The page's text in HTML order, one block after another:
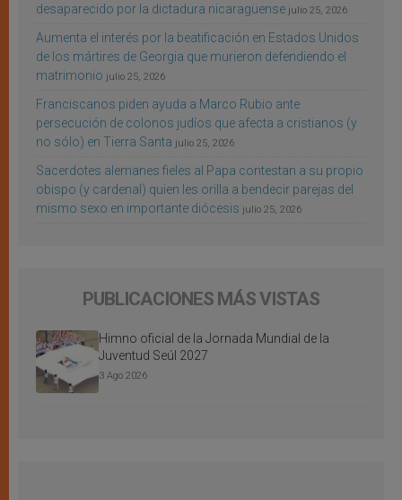
desaparecido por la dictadura nicaragüense julio 25, 2026
Aumenta el interés por la beatificación en Estados Unidos
de los mártires de Georgia que murieron defendiendo el
matrimonio julio 25, 2026
Franciscanos piden ayuda a Marco Rubio ante
persecución de colonos judíos que afecta a cristianos (y
no sólo) en Tierra Santa julio 25, 2026
Sacerdotes alemanes fieles al Papa contestan a su propio
obispo (y cardenal) quien les orilla a bendecir parejas del
mismo sexo en importante diócesis julio 25, 2026
PUBLICACIONES MÁS VISTAS
Himno oficial de la Jornada Mundial de la
Juventud Seúl 2027
3 Ago 2026